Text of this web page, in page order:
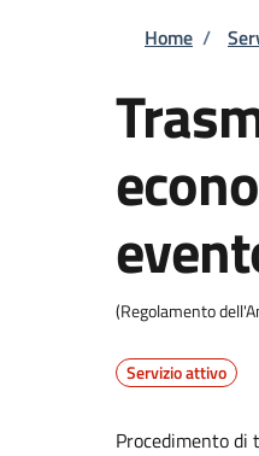
Home /
(Regolamento
Servizio attivo
Procedimento di